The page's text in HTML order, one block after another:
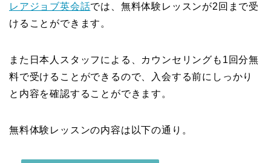
レアジョブ英会話では、無料体験レッスンが2回まで受
けることができます。
また日本人スタッフによる、カウンセリングも1回分無
料で受けることができるので、入会する前にしっかり
と内容を確認することができます。
無料体験レッスンの内容は以下の通り。